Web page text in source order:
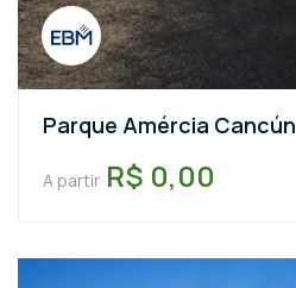
Parque Amércia Cancún
A partir R$ 0,00